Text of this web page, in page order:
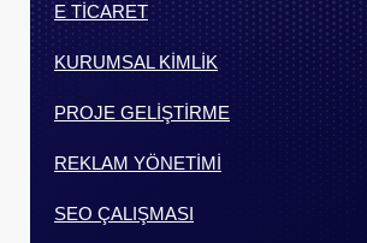
E TİCARET
KURUMSAL KİMLİK
PROJE GELİŞTİRME
REKLAM YÖNETİMİ
SEO ÇALIŞMASI